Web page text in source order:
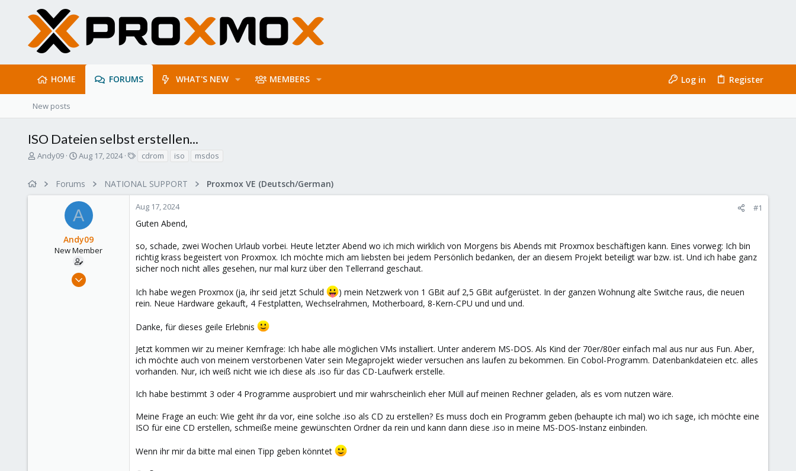
HOME FORUMS WHAT'S NEW MEMBERS Log in Register
New posts
ISO Dateien selbst erstellen...
T
a
Andy09
S
r
t
d
a
t
e
Aug 17, 2024
s
cdrom iso msdos
Forums NATIONAL SUPPORT Proxmox VE (Deutsch/German)
A
Andy09
New Member
Aug 17, 2024 #1
Guten Abend,
so, schade, zwei Wochen Urlaub vorbei. Heute letzter Abend wo ich mich wirklich von Morgens bis Abends mit Proxmox beschäftigen kann. Eines vorweg: Ich bin
richtig krass begeistert von Proxmox. Ich möchte mich am liebsten bei jedem Persönlich bedanken, der an diesem Projekt beteiligt war bzw. ist. Und ich habe ganz
sicher noch nicht alles gesehen, nur mal kurz über den Tellerrand geschaut.
Ich habe wegen Proxmox (ja, ihr seid jetzt Schuld
) mein Netzwerk von 1 GBit auf 2,5 GBit aufgerüstet. In der ganzen Wohnung alte Switche raus, die neuen
rein. Neue Hardware gekauft, 4 Festplatten, Wechselrahmen, Motherboard, 8-Kern-CPU und und und.
Danke, für dieses geile Erlebnis
Jetzt kommen wir zu meiner Kernfrage: Ich habe alle möglichen VMs installiert. Unter anderem MS-DOS. Als Kind der 70er/80er einfach mal aus nur aus Fun. Aber,
ich möchte auch von meinem verstorbenen Vater sein Megaprojekt wieder versuchen ans laufen zu bekommen. Ein Cobol-Programm. Datenbankdateien etc. alles
vorhanden. Nur, ich weiß nicht wie ich diese als .iso für das CD-Laufwerk erstelle.
Ich habe bestimmt 3 oder 4 Programme ausprobiert und mir wahrscheinlich eher Müll auf meinen Rechner geladen, als es vom nutzen wäre.
Meine Frage an euch: Wie geht ihr da vor, eine solche .iso als CD zu erstellen? Es muss doch ein Programm geben (behaupte ich mal) wo ich sage, ich möchte eine
ISO für eine CD erstellen, schmeiße meine gewünschten Ordner da rein und kann dann diese .iso in meine MS-DOS-Instanz einbinden.
Wenn ihr mir da bitte mal einen Tipp geben könntet